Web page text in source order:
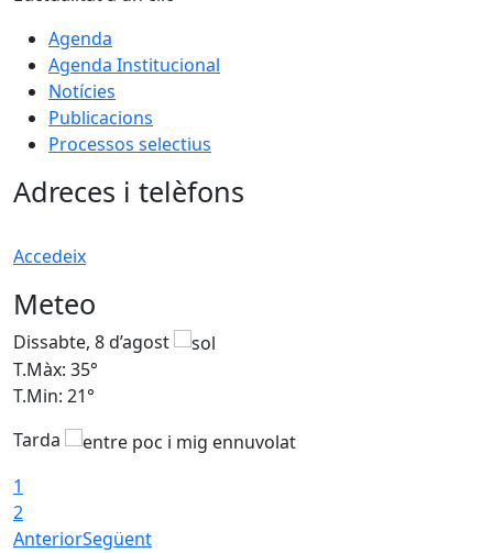
Agenda
Agenda Institucional
Notícies
Publicacions
Processos selectius
Adreces i telèfons
Accedeix
Meteo
Dissabte, 8 d’agost
T.Màx: 35°
T.Min: 21°
Tarda
1
2
AnteriorSegüent